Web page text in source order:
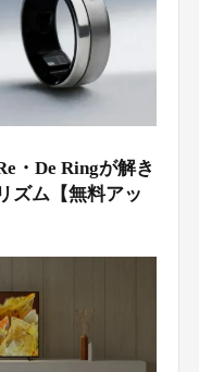
・De Ringが解き
ズム【無料アッ